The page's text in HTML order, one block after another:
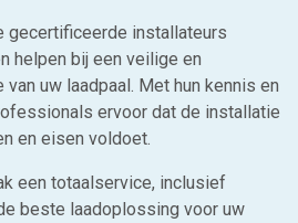
gecertificeerde installateurs
helpen bij een veilige en
uw laadpaal. Met hun kennis en
ervoor dat de installatie
en eisen voldoet.
een totaalservice, inclusief
beste laadoplossing voor uw